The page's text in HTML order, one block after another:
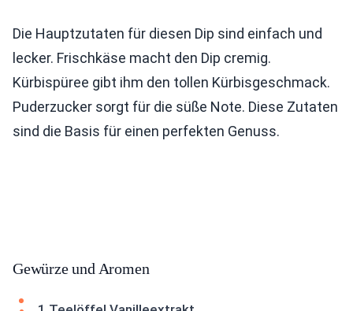
Die Hauptzutaten für diesen Dip sind einfach und
lecker. Frischkäse macht den Dip cremig.
Kürbispüree gibt ihm den tollen Kürbisgeschmack.
Puderzucker sorgt für die süße Note. Diese Zutaten
sind die Basis für einen perfekten Genuss.
Gewürze und Aromen